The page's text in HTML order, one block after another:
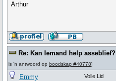
Arthur
Re: Kan Iemand help asseblief?
is 'n antwoord op boodskap #40778]
Emmy Volle Lid